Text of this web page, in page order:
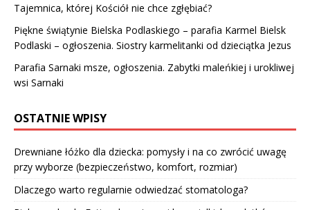
Tajemnica, której Kościół nie chce zgłębiać?
Piękne świątynie Bielska Podlaskiego – parafia Karmel Bielsk
Podlaski – ogłoszenia. Siostry karmelitanki od dzieciątka Jezus
Parafia Sarnaki msze, ogłoszenia. Zabytki maleńkiej i urokliwej
wsi Sarnaki
OSTATNIE WPISY
Drewniane łóżko dla dziecka: pomysły i na co zwrócić uwagę
przy wyborze (bezpieczeństwo, komfort, rozmiar)
Dlaczego warto regularnie odwiedzać stomatologa?